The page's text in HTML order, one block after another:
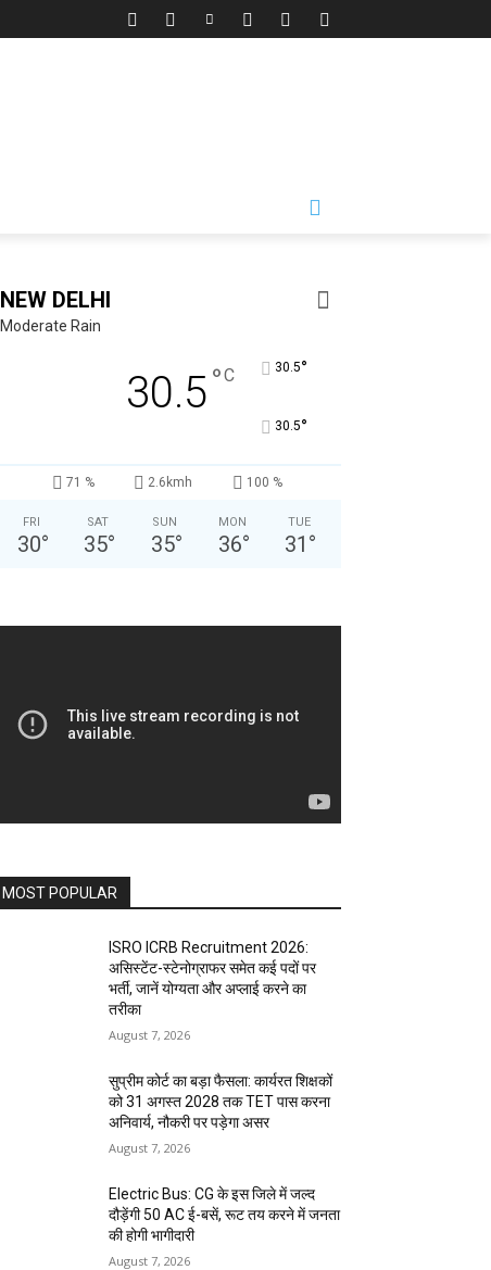
NEW DELHI
Moderate Rain
30.5°C 30.5°
30.5°
71 % 2.6kmh 100 %
FRI
30°
SAT
35°
SUN
35°
MON
36°
TUE
31 °
MOST POPULAR
ISRO ICRB Recruitment 2026:
असिस्टेंट-स्टेनोग्राफर समेत कई पदों पर
भर्ती, जानें योग्यता और अप्लाई करने का
तरीका
August 7, 2026
सुप्रीम कोर्ट का बड़ा फैसला: कार्यरत शिक्षकों
को 31 अगस्त 2028 तक TET पास करना
अनिवार्य, नौकरी पर पड़ेगा असर
August 7, 2026
Electric Bus: CG के इस जिले में जल्द
दौड़ेंगी 50 AC ई-बसें, रूट तय करने में जनता
की होगी भागीदारी
August 7, 2026